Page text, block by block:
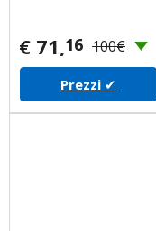
cellulare 1*Adattatore
elettrico 1*
Ricevitore
Bluetooth
€ 71,16 100€
Prezzi ✔